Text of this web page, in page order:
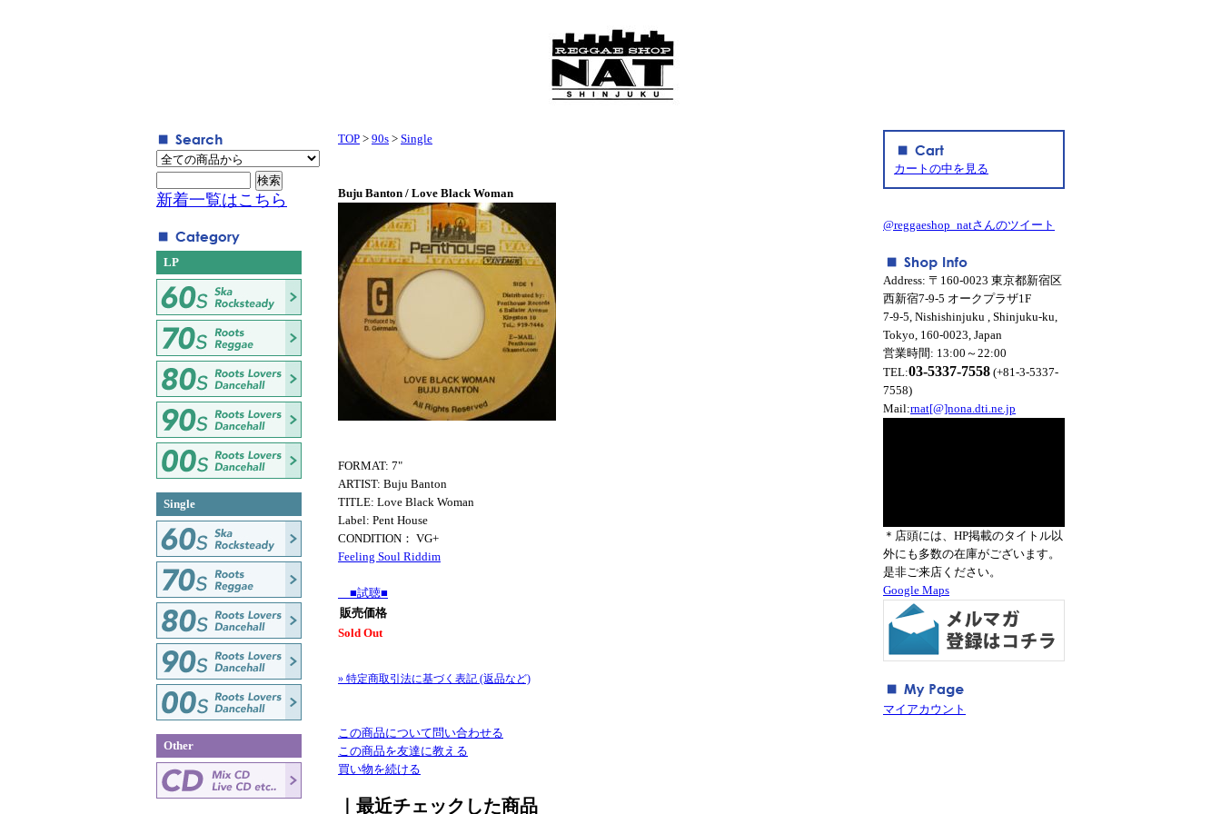
TOP > 90s > Single
Buju Banton / Love Black Woman
FORMAT: 7"
ARTIST: Buju Banton
TITLE: Love Black Woman
Label: Pent House
CONDITION： VG+
Feeling Soul Riddim
■試聴■
販売価格
Sold Out
» 特定商取引法に基づく表記 (返品など)
この商品について問い合わせる
この商品を友達に教える
買い物を続ける
｜最近チェックした商品
新着一覧はこちら
LP
Single
Other
カートの中を見る
@reggaeshop_natさんのツイート
Address: 〒160-0023 東京都新宿区
西新宿7-9-5 オークプラザ1F
7-9-5, Nishishinjuku , Shinjuku-ku,
Tokyo, 160-0023, Japan
営業時間: 13:00～22:00
TEL:03-5337-7558 (+81-3-5337-
7558)
Mail:rnat[@]nona.dti.ne.jp
＊店頭には、HP掲載のタイトル以
外にも多数の在庫がございます。
是非ご来店ください。
Google Maps
マイアカウント